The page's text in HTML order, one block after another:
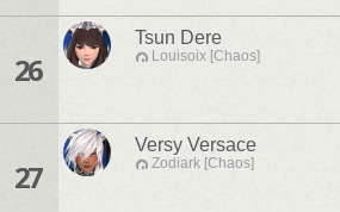
26
Tsun Dere
Louisoix [Chaos]
27
Versy Versace
Zodiark [Chaos]